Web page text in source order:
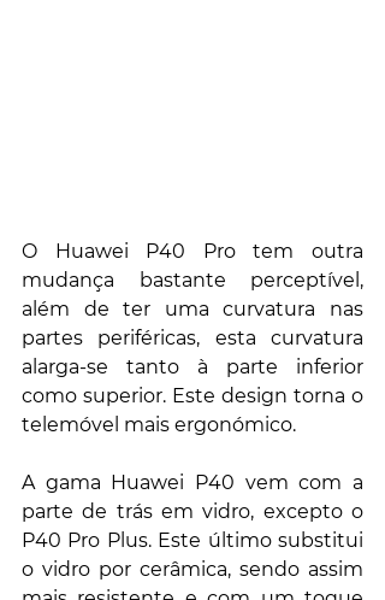
O Huawei P40 Pro tem outra
mudança bastante perceptível,
além de ter uma curvatura nas
partes periféricas, esta curvatura
alarga-se tanto à parte inferior
como superior. Este design torna o
telemóvel mais ergonómico.
A gama Huawei P40 vem com a
parte de trás em vidro, excepto o
P40 Pro Plus. Este último substitui
o vidro por cerâmica, sendo assim